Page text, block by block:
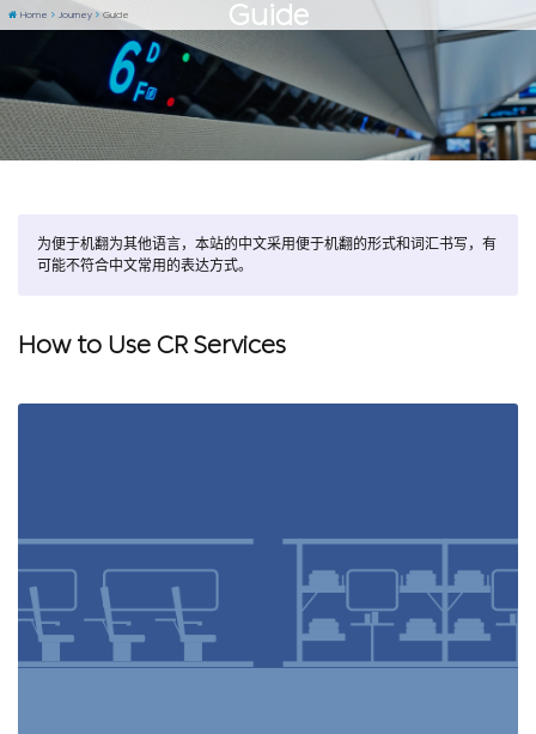
Guide
Home Journey Guide
为便于机翻为其他语言，本站的中文采用便于机翻的形式和词汇书写，有
可能不符合中文常用的表达方式。
How to Use CR Services